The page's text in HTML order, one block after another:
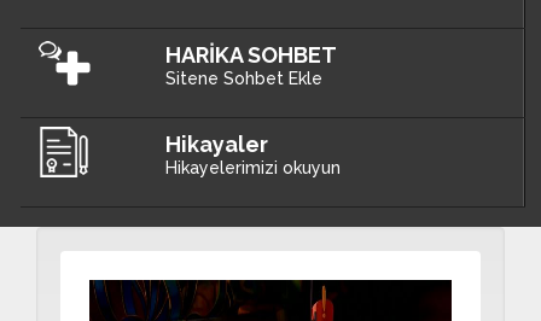
HARİKA SOHBET
Sitene Sohbet Ekle
Hikayaler
Hikayelerimizi okuyun